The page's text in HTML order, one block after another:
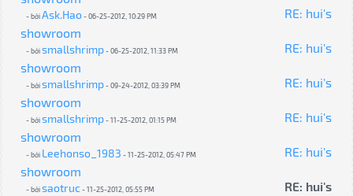
- bởiAsk.Hao- 06-25-2012, 10:29 PM
RE: hui's
showroom
- bởismallshrimp- 06-25-2012, 11:33 PM
RE: hui's
showroom
- bởismallshrimp- 09-24-2012, 03:39 PM
RE: hui's
showroom
- bởismallshrimp- 11-25-2012, 01:15 PM
RE: hui's
showroom
- bởi Leehonso_1983 - 11-25-2012, 05:47 PM
RE: hui's
showroom
- bởisaotruc- 11-25-2012, 05:55 PM
RE: hui's